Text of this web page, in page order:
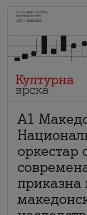
А1
оркестар
приказна